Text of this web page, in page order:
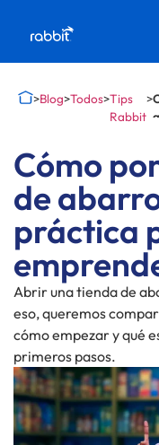
>Blog>Todos>Tips
Rabbit
>
Cómo
de
práctica
Abrir una tienda de
eso, queremos
cómo empezar y qué
primeros pasos.